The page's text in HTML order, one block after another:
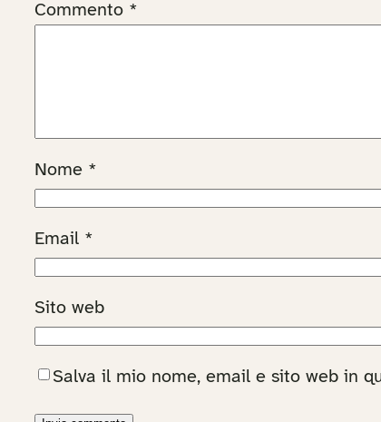
Commento *
Nome *
Email *
Sito web
Salva il mio nome, email e sito web in